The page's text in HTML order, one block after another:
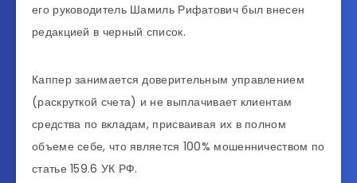
его руководитель Шамиль Рифатович был внесен
редакцией в черный список.
Каппер занимается доверительным управлением
(раскруткой счета) и не выплачивает клиентам
средства по вкладам, присваивая их в полном
объеме себе, что является 100% мошенничеством по
статье 159.6 УК РФ.